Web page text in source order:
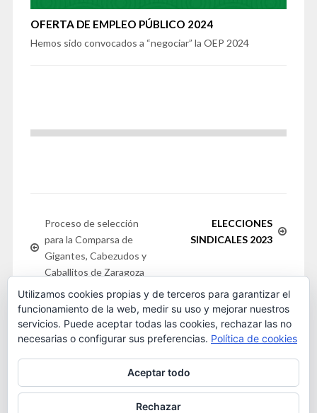
OFERTA DE EMPLEO PÚBLICO 2024
Hemos sido convocados a “negociar” la OEP 2024
Proceso de selección
para la Comparsa de
Gigantes, Cabezudos y
Caballitos de Zaragoza
ELECCIONES
SINDICALES 2023
Este obra está bajo unalicencia de Creative Commons
Reconocimiento-NoComercial 4.0 Internacional. 2016
OSTA
Utilizamos cookies propias y de terceros para garantizar el
funcionamiento de la web, medir su uso y mejorar nuestros
servicios. Puede aceptar todas las cookies, rechazar las no
necesarias o configurar sus preferencias. Política de cookies
Aceptar todo
Rechazar